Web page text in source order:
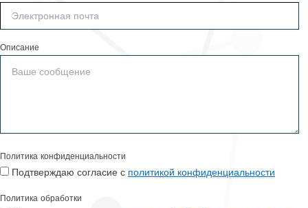
Описание
Политика конфиденциальности
Подтверждаю согласие с политикой конфиденциальности
Политика обработки